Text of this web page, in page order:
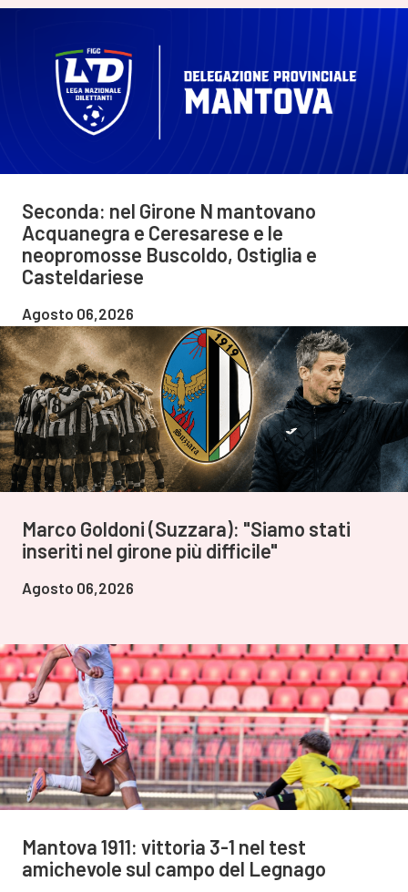
Seconda: nel Girone N mantovano
Acquanegra e Ceresarese e le
neopromosse Buscoldo, Ostiglia e
Casteldariese
Agosto 06,2026
Marco Goldoni (Suzzara): "Siamo stati
inseriti nel girone più difficile"
Agosto 06,2026
Mantova 1911: vittoria 3-1 nel test
amichevole sul campo del Legnago